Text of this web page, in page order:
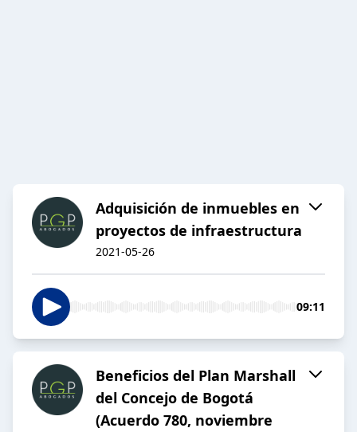
Adquisición de inmuebles en
proyectos de infraestructura
2021-05-26
09:11
Beneficios del Plan Marshall
del Concejo de Bogotá
(Acuerdo 780, noviembre